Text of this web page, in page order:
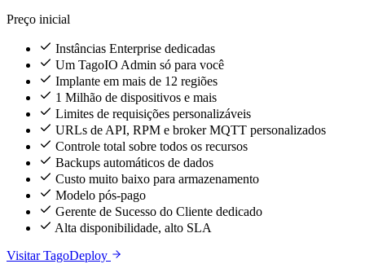
Preço inicial
Instâncias Enterprise dedicadas
Um TagoIO Admin só para você
Implante em mais de 12 regiões
1 Milhão de dispositivos e mais
Limites de requisições personalizáveis
URLs de API, RPM e broker MQTT personalizados
Controle total sobre todos os recursos
Backups automáticos de dados
Custo muito baixo para armazenamento
Modelo pós-pago
Gerente de Sucesso do Cliente dedicado
Alta disponibilidade, alto SLA
Visitar TagoDeploy